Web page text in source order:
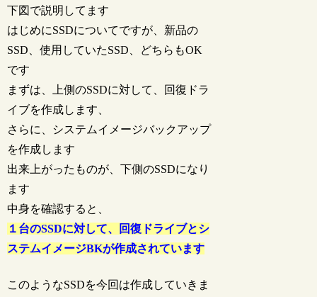
下図で説明してます
はじめにSSDについてですが、新品の
SSD、使用していたSSD、どちらもOK
です
まずは、上側のSSDに対して、回復ドラ
イブを作成します、
さらに、システムイメージバックアップ
を作成します
出来上がったものが、下側のSSDになり
ます
中身を確認すると、
１台のSSDに対して、回復ドライブとシ
ステムイメージBKが作成されています
このようなSSDを今回は作成していきま